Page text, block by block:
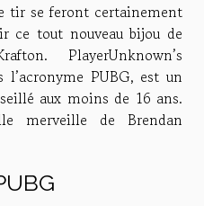
tir se feront certainement
ce tout nouveau bijou de
PlayerUnknown’s
l’acronyme PUBG, est un
aux moins de 16 ans.
merveille de Brendan